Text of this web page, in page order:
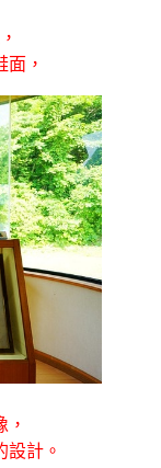
，
設計。